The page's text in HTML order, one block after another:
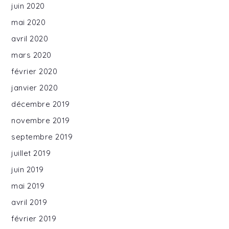
juin 2020
mai 2020
avril 2020
mars 2020
février 2020
janvier 2020
décembre 2019
novembre 2019
septembre 2019
juillet 2019
juin 2019
mai 2019
avril 2019
février 2019